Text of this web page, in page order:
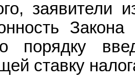
заявители
порядку
ставку